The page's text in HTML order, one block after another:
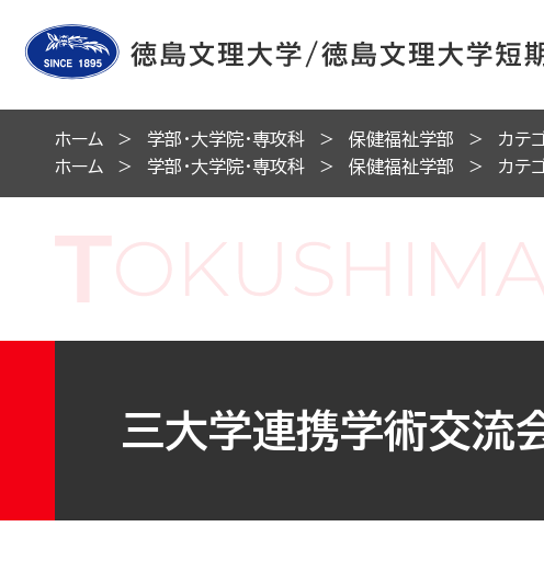
ホーム 学部・大学院・専攻科 保健福祉学部 カテ
ホーム
学部・大学院・専攻科 保健福祉学部 カテ
三大学連携学術交流